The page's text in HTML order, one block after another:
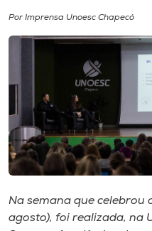
Cultura
Biblioteca
Editora
Rádio
Por Imprensa Unoesc Chapecó
Na semana que celebrou
agosto), foi realizada, na